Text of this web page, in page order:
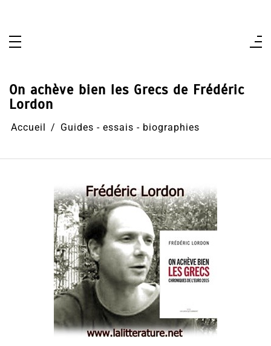
On achève bien les Grecs de Frédéric
Lordon
Accueil Guides - essais - biographies